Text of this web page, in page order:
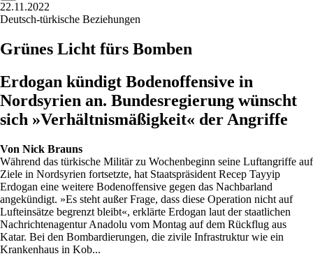
22.11.2022
Deutsch-türkische Beziehungen
Grünes Licht fürs Bomben
Erdogan kündigt Bodenoffensive in
Nordsyrien an. Bundesregierung wünscht
sich »Verhältnismäßigkeit« der Angriffe
Von Nick Brauns
Während das türkische Militär zu Wochenbeginn seine Luftangriffe auf
Ziele in Nordsyrien fortsetzte, hat Staatspräsident Recep Tayyip
Erdogan eine weitere Bodenoffensive gegen das Nachbarland
angekündigt. »Es steht außer Frage, dass diese Operation nicht auf
Lufteinsätze begrenzt bleibt«, erklärte Erdogan laut der staatlichen
Nachrichtenagentur Anadolu vom Montag auf dem Rückflug aus
Katar. Bei den Bombardierungen, die zivile Infrastruktur wie ein
Krankenhaus in Kob...